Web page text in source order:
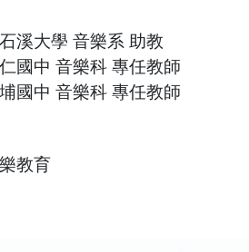
溪大學 音樂系 助教
國中 音樂科 專任教師
國中 音樂科 專任教師
教育